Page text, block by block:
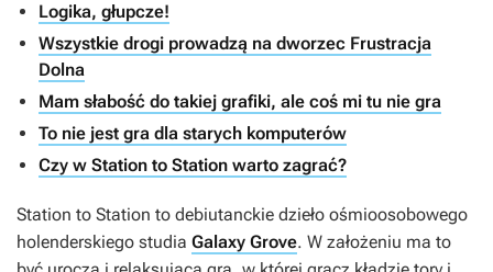
Logika, głupcze!
Wszystkie drogi prowadzą na dworzec Frustracja
Dolna
Mam słabość do takiej grafiki, ale coś mi tu nie gra
To nie jest gra dla starych komputerów
Czy w Station to Station warto zagrać?
Station to Station to debiutanckie dzieło ośmioosobowego
holenderskiego studia Galaxy Grove. W założeniu ma to